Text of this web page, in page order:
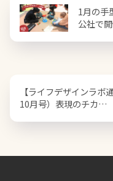
1月の手
公社で
【ライフデザインラボ
10月号）表現のチカ…